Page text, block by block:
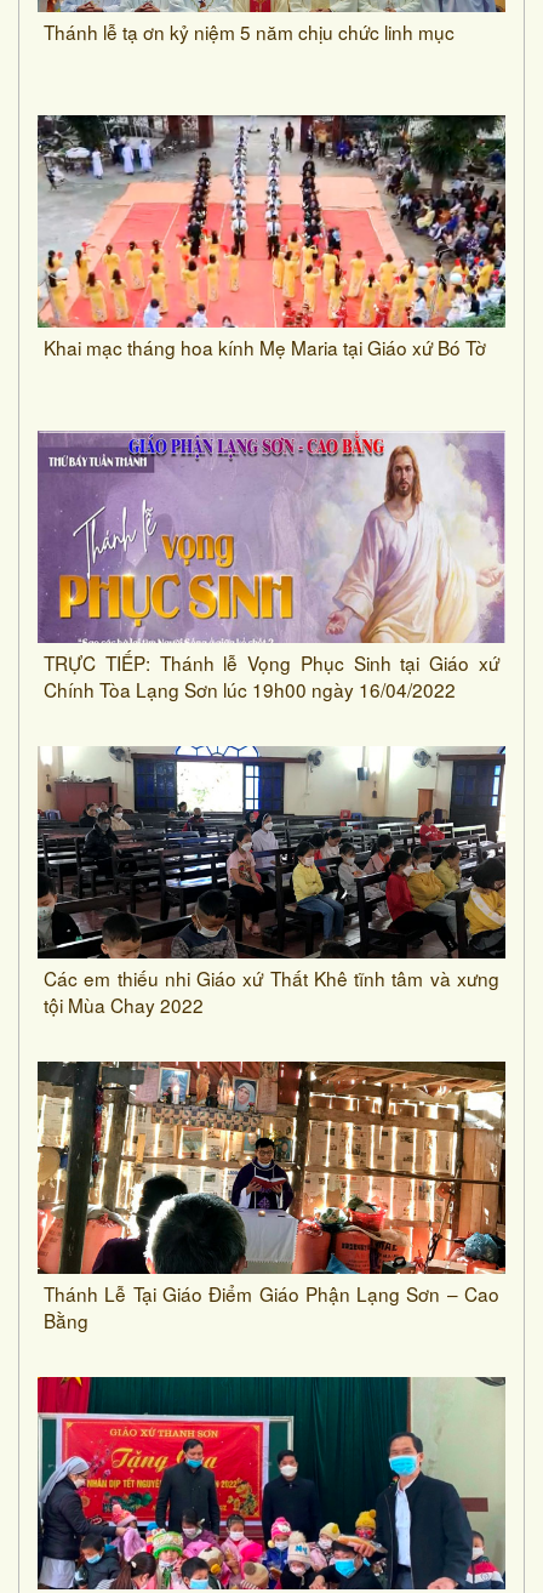
Thánh lễ tạ ơn kỷ niệm 5 năm chịu chức linh mục
Khai mạc tháng hoa kính Mẹ Maria tại Giáo xứ Bó Tờ
TRỰC TIẾP: Thánh lễ Vọng Phục Sinh tại Giáo xứ
Chính Tòa Lạng Sơn lúc 19h00 ngày 16/04/2022
Các em thiếu nhi Giáo xứ Thất Khê tĩnh tâm và xưng
tội Mùa Chay 2022
Thánh Lễ Tại Giáo Điểm Giáo Phận Lạng Sơn – Cao
Bằng